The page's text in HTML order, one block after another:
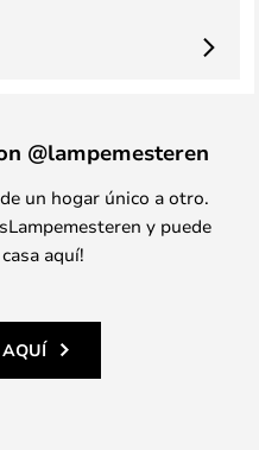
@lampemesteren
un hogar único a otro.
y puede
aquí!
AQUÍ